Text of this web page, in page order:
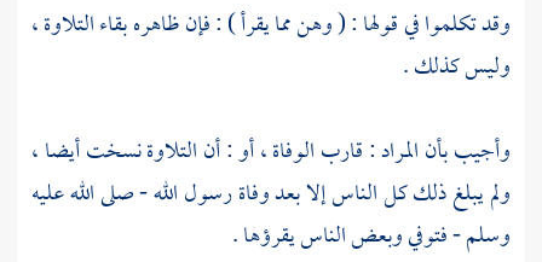
وقد تكلموا في قولها : ( وهن مما يقرأ ) : فإن ظاهره بقاء التلاوة ،
وليس كذلك .
وأجيب بأن المراد : قارب الوفاة ، أو : أن التلاوة نسخت أيضا ،
ولم يبلغ ذلك كل الناس إلا بعد وفاة رسول الله - صلى الله عليه
وسلم - فتوفي وبعض الناس يقرؤها .